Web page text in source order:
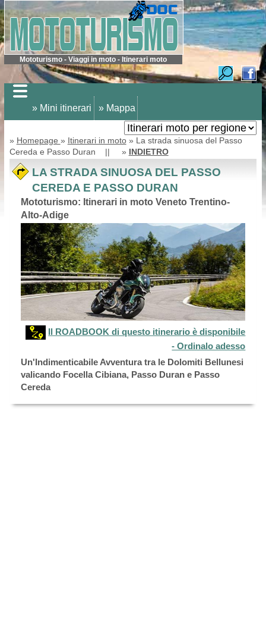
Mototurismo - Viaggi in moto - Itinerari moto
» Mini itinerari » Mappa
» Homepage » Itinerari in moto» La strada sinuosa del Passo
Cereda e Passo Duran || » INDIETRO
LA STRADA SINUOSA DEL PASSO
CEREDA E PASSO DURAN
Mototurismo: Itinerari in moto Veneto Trentino-
Alto-Adige
Il ROADBOOK di questo itinerario è disponibile
- Ordinalo adesso
Un'Indimenticabile Avventura tra le Dolomiti Bellunesi
valicando Focella Cibiana, Passo Duran e Passo
Cereda